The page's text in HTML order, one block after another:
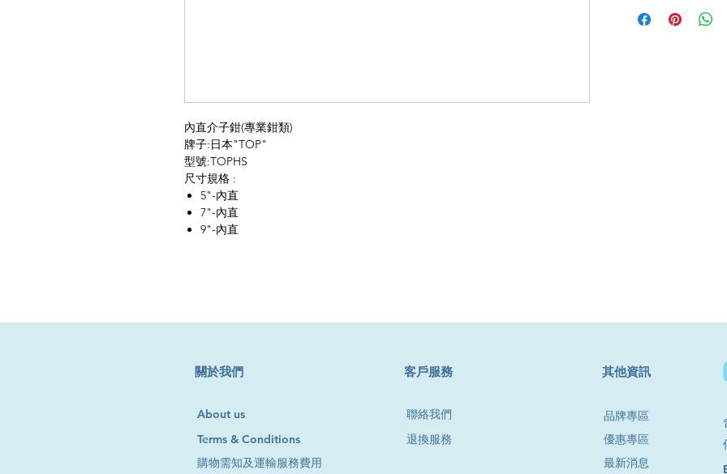
內直介子鉗(專業鉗類)
牌子:日本"TOP"
型號:TOPHS
尺寸規格 :
5"-內直
7"-內直
9"-內直
​關於我們
About us
Terms & Conditions
​客戶服務
聯絡我們
退換服務
購物需知及運輸服務費用
其他資訊
品牌專區
優惠專區
最新消息